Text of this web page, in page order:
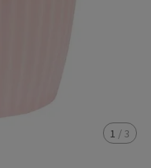
1 / 3